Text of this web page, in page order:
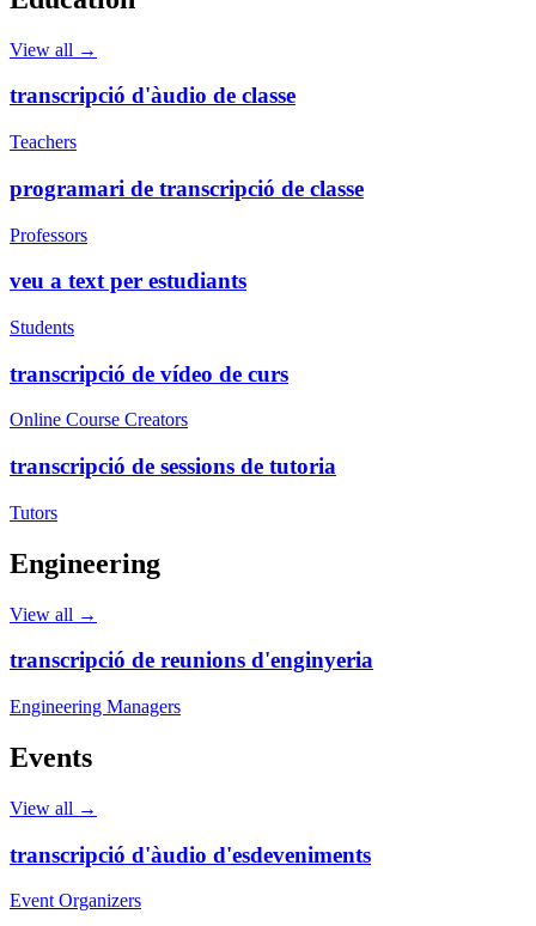
View all →
transcripció d'àudio de classe
Teachers
programari de transcripció de classe
Professors
veu a text per estudiants
Students
transcripció de vídeo de curs
Online Course Creators
transcripció de sessions de tutoria
Tutors
Engineering
View all →
transcripció de reunions d'enginyeria
Engineering Managers
Events
View all →
transcripció d'àudio d'esdeveniments
Event Organizers